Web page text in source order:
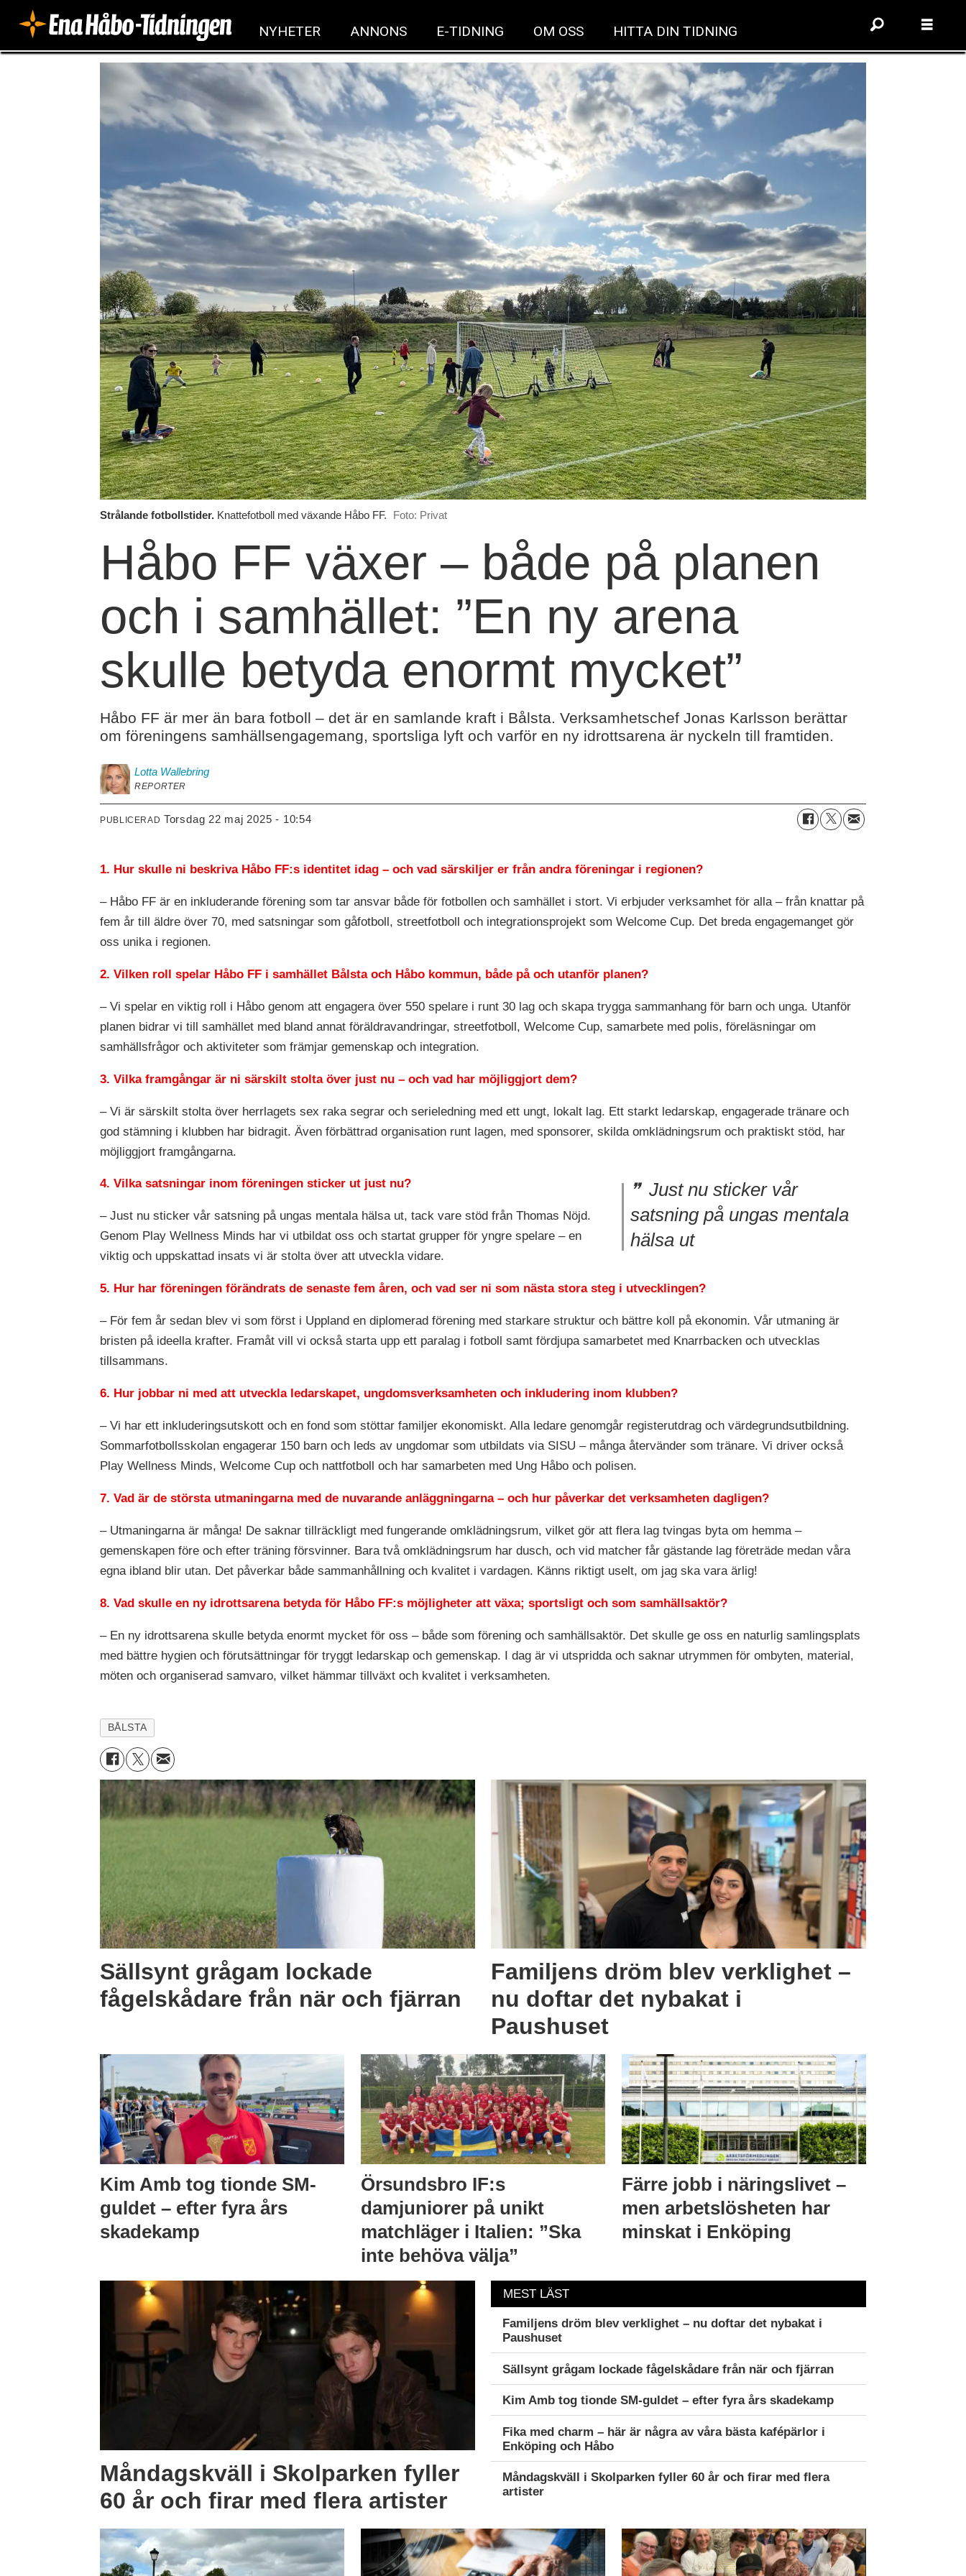
NYHETER ANNONS E-TIDNING OM OSS HITTA DIN TIDNING
Strålande fotbollstider. Knattefotboll med växande Håbo FF. Foto: Privat
Håbo FF växer – både på planen
och i samhället: ”En ny arena
skulle betyda enormt mycket”
Håbo FF är mer än bara fotboll – det är en samlande kraft i Bålsta. Verksamhetschef Jonas Karlsson berättar
om föreningens samhällsengagemang, sportsliga lyft och varför en ny idrottsarena är nyckeln till framtiden.
Lotta Wallebring
REPORTER
PUBLICERAD torsdag 22 maj 2025 - 10:54
1. Hur skulle ni beskriva Håbo FF:s identitet idag – och vad särskiljer er från andra föreningar i regionen?
– Håbo FF är en inkluderande förening som tar ansvar både för fotbollen och samhället i stort. Vi erbjuder verksamhet för alla – från knattar på
fem år till äldre över 70, med satsningar som gåfotboll, streetfotboll och integrationsprojekt som Welcome Cup. Det breda engagemanget gör
oss unika i regionen.
2. Vilken roll spelar Håbo FF i samhället Bålsta och Håbo kommun, både på och utanför planen?
– Vi spelar en viktig roll i Håbo genom att engagera över 550 spelare i runt 30 lag och skapa trygga sammanhang för barn och unga. Utanför
planen bidrar vi till samhället med bland annat föräldravandringar, streetfotboll, Welcome Cup, samarbete med polis, föreläsningar om
samhällsfrågor och aktiviteter som främjar gemenskap och integration.
3. Vilka framgångar är ni särskilt stolta över just nu – och vad har möjliggjort dem?
– Vi är särskilt stolta över herrlagets sex raka segrar och serieledning med ett ungt, lokalt lag. Ett starkt ledarskap, engagerade tränare och
god stämning i klubben har bidragit. Även förbättrad organisation runt lagen, med sponsorer, skilda omklädningsrum och praktiskt stöd, har
möjliggjort framgångarna.
Just nu sticker vår
satsning på ungas mentala
hälsa ut
4. Vilka satsningar inom föreningen sticker ut just nu?
– Just nu sticker vår satsning på ungas mentala hälsa ut, tack vare stöd från Thomas Nöjd.
Genom Play Wellness Minds har vi utbildat oss och startat grupper för yngre spelare – en
viktig och uppskattad insats vi är stolta över att utveckla vidare.
5. Hur har föreningen förändrats de senaste fem åren, och vad ser ni som nästa stora steg i utvecklingen?
– För fem år sedan blev vi som först i Uppland en diplomerad förening med starkare struktur och bättre koll på ekonomin. Vår utmaning är
bristen på ideella krafter. Framåt vill vi också starta upp ett paralag i fotboll samt fördjupa samarbetet med Knarrbacken och utvecklas
tillsammans.
6. Hur jobbar ni med att utveckla ledarskapet, ungdomsverksamheten och inkludering inom klubben?
– Vi har ett inkluderingsutskott och en fond som stöttar familjer ekonomiskt. Alla ledare genomgår registerutdrag och värdegrundsutbildning.
Sommarfotbollsskolan engagerar 150 barn och leds av ungdomar som utbildats via SISU – många återvänder som tränare. Vi driver också
Play Wellness Minds, Welcome Cup och nattfotboll och har samarbeten med Ung Håbo och polisen.
7. Vad är de största utmaningarna med de nuvarande anläggningarna – och hur påverkar det verksamheten dagligen?
– Utmaningarna är många! De saknar tillräckligt med fungerande omklädningsrum, vilket gör att flera lag tvingas byta om hemma –
gemenskapen före och efter träning försvinner. Bara två omklädningsrum har dusch, och vid matcher får gästande lag företräde medan våra
egna ibland blir utan. Det påverkar både sammanhållning och kvalitet i vardagen. Känns riktigt uselt, om jag ska vara ärlig!
8. Vad skulle en ny idrottsarena betyda för Håbo FF:s möjligheter att växa; sportsligt och som samhällsaktör?
– En ny idrottsarena skulle betyda enormt mycket för oss – både som förening och samhällsaktör. Det skulle ge oss en naturlig samlingsplats
med bättre hygien och förutsättningar för tryggt ledarskap och gemenskap. I dag är vi utspridda och saknar utrymmen för ombyten, material,
möten och organiserad samvaro, vilket hämmar tillväxt och kvalitet i verksamheten.
BÅLSTA
Sällsynt grågam lockade
fågelskådare från när och fjärran
Familjens dröm blev verklighet –
nu doftar det nybakat i
Paushuset
Kim Amb tog tionde SM-
guldet – efter fyra års
skadekamp
Örsundsbro IF:s
damjuniorer på unikt
matchläger i Italien: ”Ska
inte behöva välja”
Färre jobb i näringslivet –
men arbetslösheten har
minskat i Enköping
Måndagskväll i Skolparken fyller
60 år och firar med flera artister
MEST LÄST
Familjens dröm blev verklighet – nu doftar det nybakat i
Paushuset
Sällsynt grågam lockade fågelskådare från när och fjärran
Kim Amb tog tionde SM-guldet – efter fyra års skadekamp
Fika med charm – här är några av våra bästa kafépärlor i
Enköping och Håbo
Måndagskväll i Skolparken fyller 60 år och firar med flera
artister